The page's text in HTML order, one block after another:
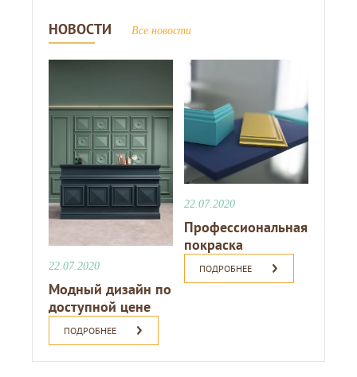
НОВОСТИ Все новости
22.07.2020
Модный дизайн по
доступной цене
ПОДРОБНЕЕ
22.07.2020
Профессиональная
покраска
ПОДРОБНЕЕ